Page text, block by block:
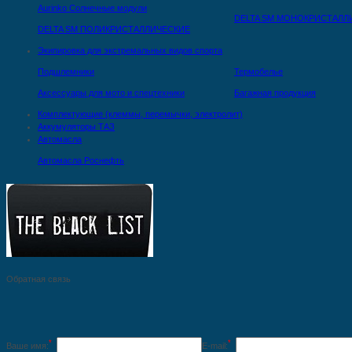
Aurinko Солнечные модули
DELTA SM ПОЛИКРИСТАЛЛИЧЕСКИЕ
DELTA SM
Экипировка для экстремальных видов спорта
Подшлемники
Аксессуары для мото и спецтехники
Термобелье
Багажная продукция
Комплектующие (клеммы, перемычки, электролит)
Аккумуляторы ТАЗ
Автомасла
Автомасла Роснефть
Обратная связь
Ваше имя:* E-mail:*